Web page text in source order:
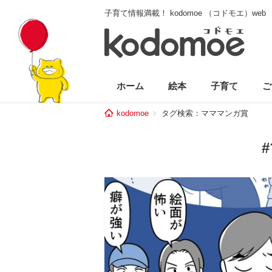
子育て情報満載！ kodomoe （コドモエ）web
ホーム 絵本 子育て
kodomoe タグ検索：マママンガ賞